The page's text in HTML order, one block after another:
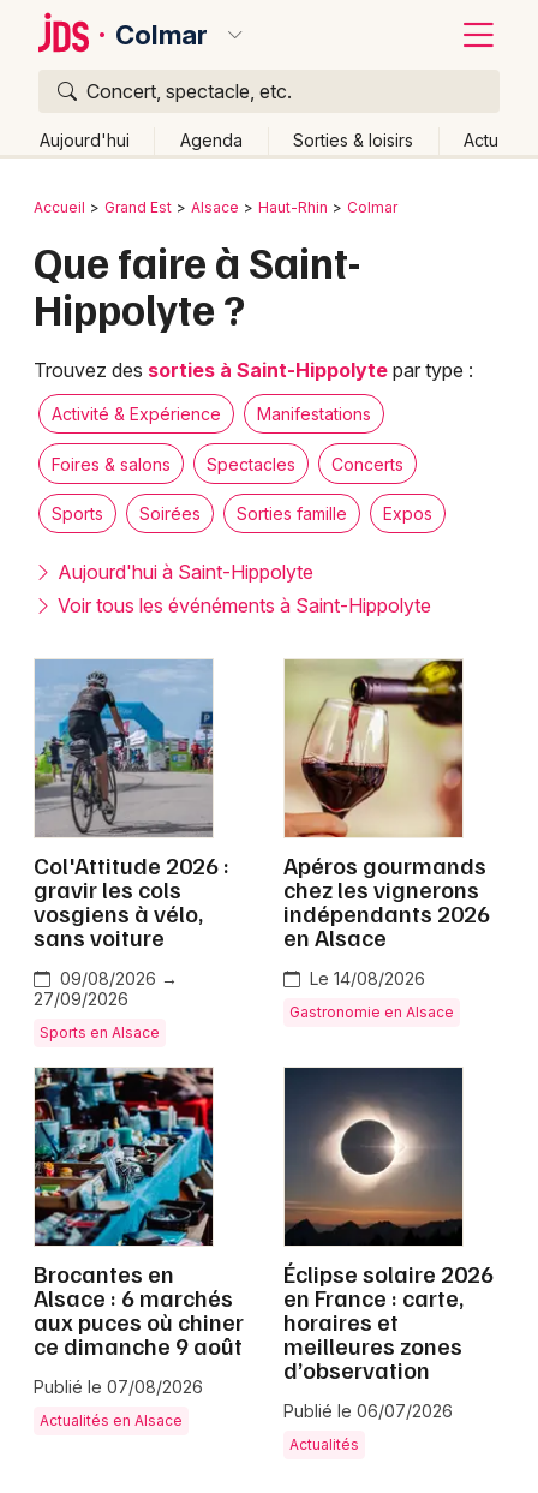
Colmar
Concert, spectacle, etc.
Aujourd'hui Agenda Sorties & loisirs Actu
Publier un événement
Grands événements
Activité & Expérience
Manifestations
Foires & salons
Spectacles
Sports
Soirées
Sorties famille
Expos
Sorties & loisirs
Haut-Rhin
Grand Est
Jeux concours
Newsletter des sorties
Actus à Colmar
Bordeaux
Colmar
Lyon
Marseille
Mulhouse
Nantes
Paris
Strasbourg
Toulouse
Toutes les villes
Retour
Accueil Grand Est Alsace Haut-Rhin Colmar
Que faire à Saint-
Hippolyte ?
Trouvez des sorties à Saint-Hippolyte par type :
Activité & Expérience Manifestations
Foires & salons Spectacles Concerts
Sports Soirées Sorties famille Expos
Aujourd'hui à Saint-Hippolyte
Voir tous les événéments à Saint-Hippolyte
Col'Attitude 2026 :
gravir les cols
vosgiens à vélo,
sans voiture
09/08/2026 →
27/09/2026
Sports en Alsace
Apéros gourmands
chez les vignerons
indépendants 2026
en Alsace
Le 14/08/2026
Gastronomie en Alsace
Brocantes en
Alsace : 6 marchés
aux puces où chiner
ce dimanche 9 août
Publié le 07/08/2026
Actualités en Alsace
Éclipse solaire 2026
en France : carte,
horaires et
meilleures zones
d’observation
Publié le 06/07/2026
Actualités
Quoi ?
Où ?
Près de moi
Changer de lieu
Quand ?
Aujourd'hui
Demain Ce week-end Autre